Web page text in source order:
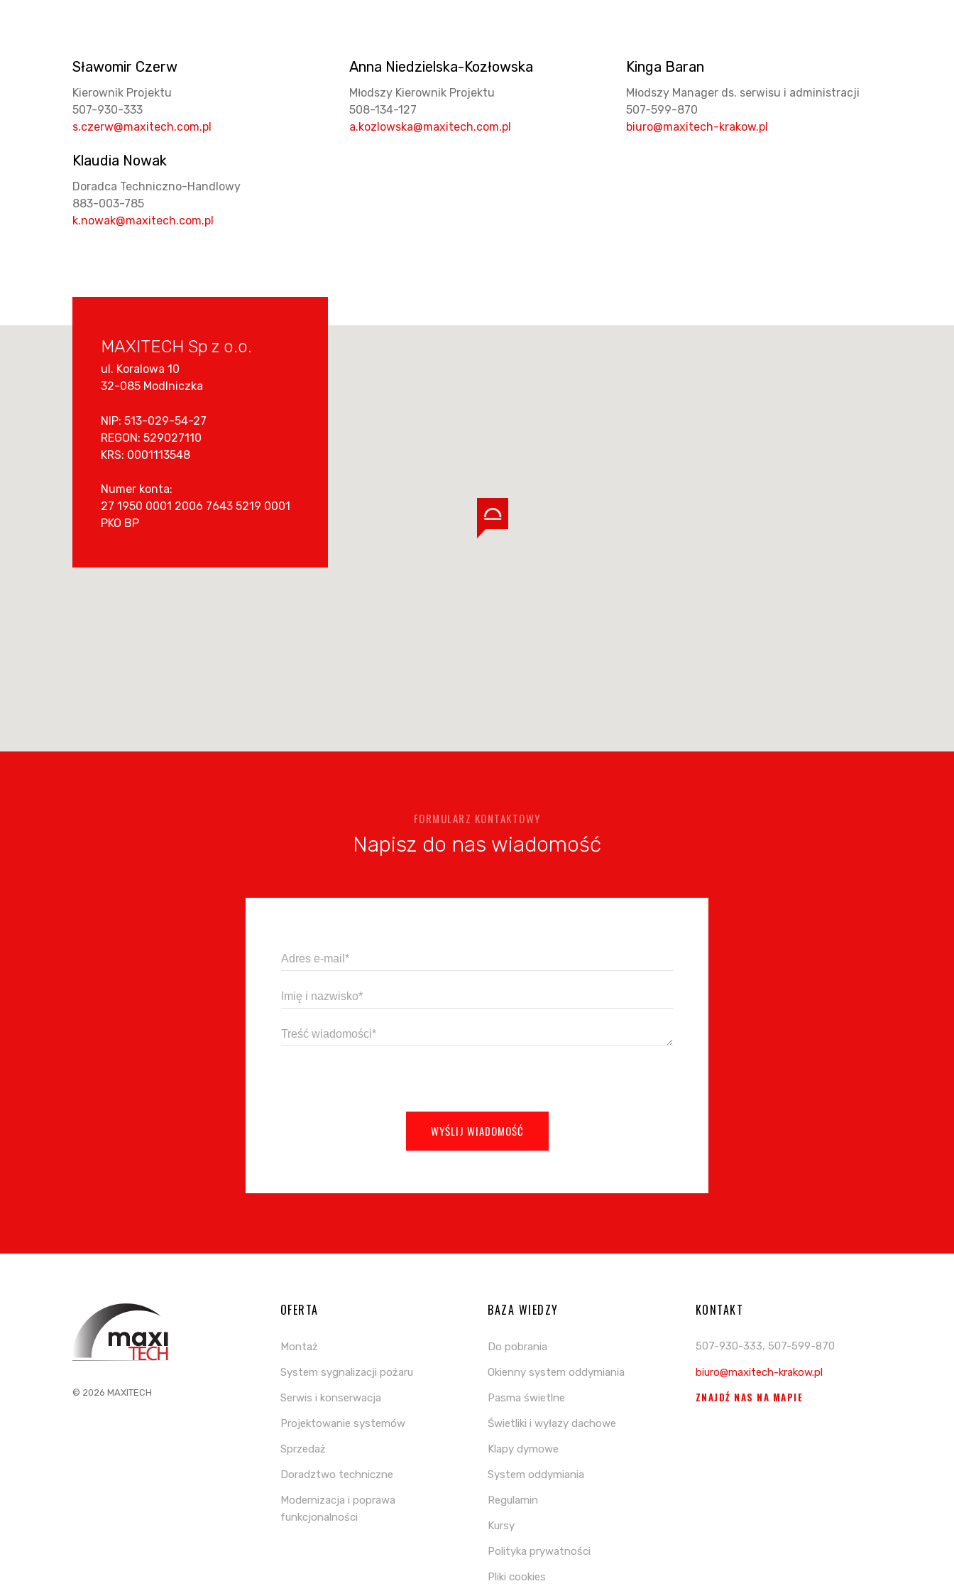
Sławomir Czerw
Kierownik Projektu
507-930-333
s.czerw@maxitech.com.pl
Anna Niedzielska-Kozłowska
Młodszy Kierownik Projektu
508-134-127
a.kozlowska@maxitech.com.pl
Kinga Baran
Młodszy Manager ds. serwisu i administracji
507-599-870
biuro@maxitech-krakow.pl
Klaudia Nowak
Doradca Techniczno-Handlowy
883-003-785
k.nowak@maxitech.com.pl
MAXITECH Sp z o.o.
ul. Koralowa 10
32-085 Modlniczka
NIP: 513-029-54-27
REGON: 529027110
KRS: 0001113548
Numer konta:
27 1950 0001 2006 7643 5219 0001
PKO BP
FORMULARZ KONTAKTOWY
Napisz do nas wiadomość
© 2026 MAXITECH
OFERTA
Montaż
System sygnalizacji pożaru
Serwis i konserwacja
Projektowanie systemów
Sprzedaż
Doradztwo techniczne
Modernizacja i poprawa
funkcjonalności
BAZA WIEDZY
Do pobrania
Okienny system oddymiania
Pasma świetlne
Świetliki i wyłazy dachowe
Klapy dymowe
System oddymiania
Regulamin
Kursy
Polityka prywatności
Pliki cookies
KONTAKT
507-930-333, 507-599-870
biuro@maxitech-krakow.pl
ZNAJDŹ NAS NA MAPIE